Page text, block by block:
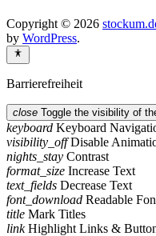
Copyright © 2026
by WordPress.
Barrierefreiheit
close Toggle the visibility of
keyboard Keyboard
visibility_off Disable
nights_stay Contrast
format_size Increase Text
text_fields Decrease Text
font_download Readable
title Mark Titles
link Highlight Links &